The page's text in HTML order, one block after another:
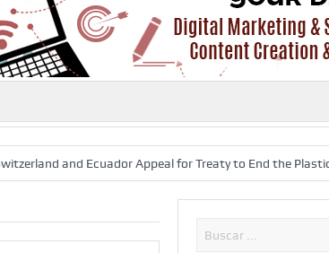
and Ecuador Appeal for Treaty to End the Plastic Crisis.